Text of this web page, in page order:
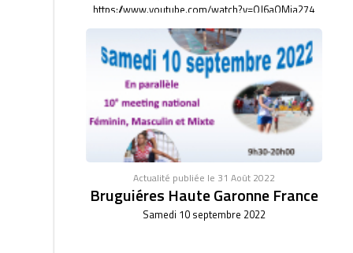
https://www.youtube.com/watch?v=OJ6aQMia274
Actualité publiée le 31 Août 2022
Bruguiéres Haute Garonne France
Samedi 10 septembre 2022